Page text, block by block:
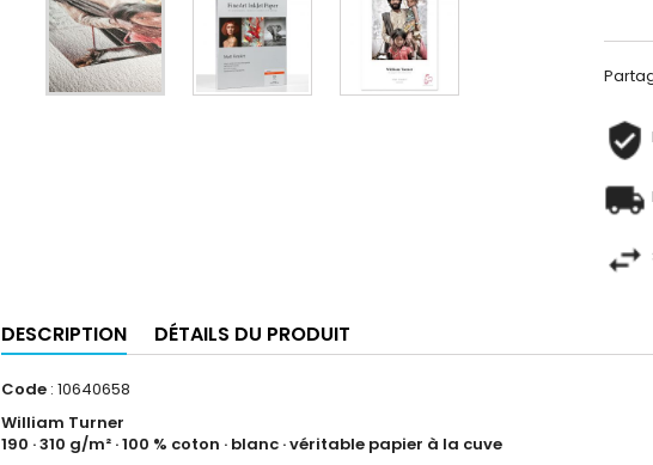
DESCRIPTION DÉTAILS DU PRODUIT
Code : 10640658
William Turner
190 · 310 g/m² · 100 % coton · blanc · véritable papier à la cuve